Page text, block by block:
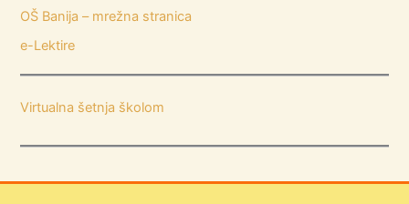
OŠ Banija – mrežna stranica
e-Lektire
Virtualna šetnja školom